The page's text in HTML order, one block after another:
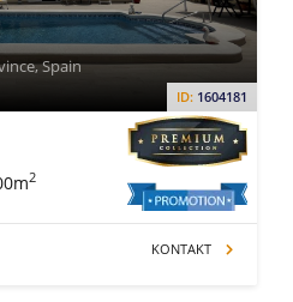
ID: 1604181
Spain
2
KONTAKT